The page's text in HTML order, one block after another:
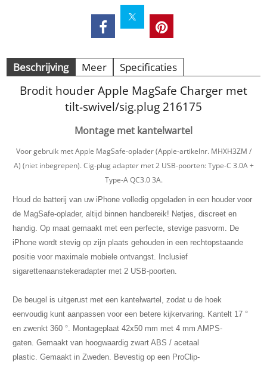
Beschrijving Meer Specificaties
Brodit houder Apple MagSafe Charger met
tilt-swivel/sig.plug 216175
Montage met kantelwartel
Voor gebruik met Apple MagSafe-oplader (Apple-artikelnr. MHXH3ZM /
A) (niet inbegrepen). Cig-plug adapter met 2 USB-poorten: Type-C 3.0A +
Type-A QC3.0 3A.
Houd de batterij van uw iPhone volledig opgeladen in een houder voor
de MagSafe-oplader, altijd binnen handbereik! Netjes, discreet en
handig. Op maat gemaakt met een perfecte, stevige pasvorm. De
iPhone wordt stevig op zijn plaats gehouden in een rechtopstaande
positie voor maximale mobiele ontvangst.
Inclusief
sigarettenaanstekeradapter met 2 USB-poorten.
De beugel is uitgerust met een kantelwartel, zodat u de hoek
eenvoudig kunt aanpassen voor een betere kijkervaring. Kantelt 17 °
en zwenkt 360 °. Montageplaat 42x50 mm met 4 mm AMPS-
gaten. Gemaakt van hoogwaardig zwart ABS / acetaal
plastic. Gemaakt in Zweden. Bevestig op een ProClip-